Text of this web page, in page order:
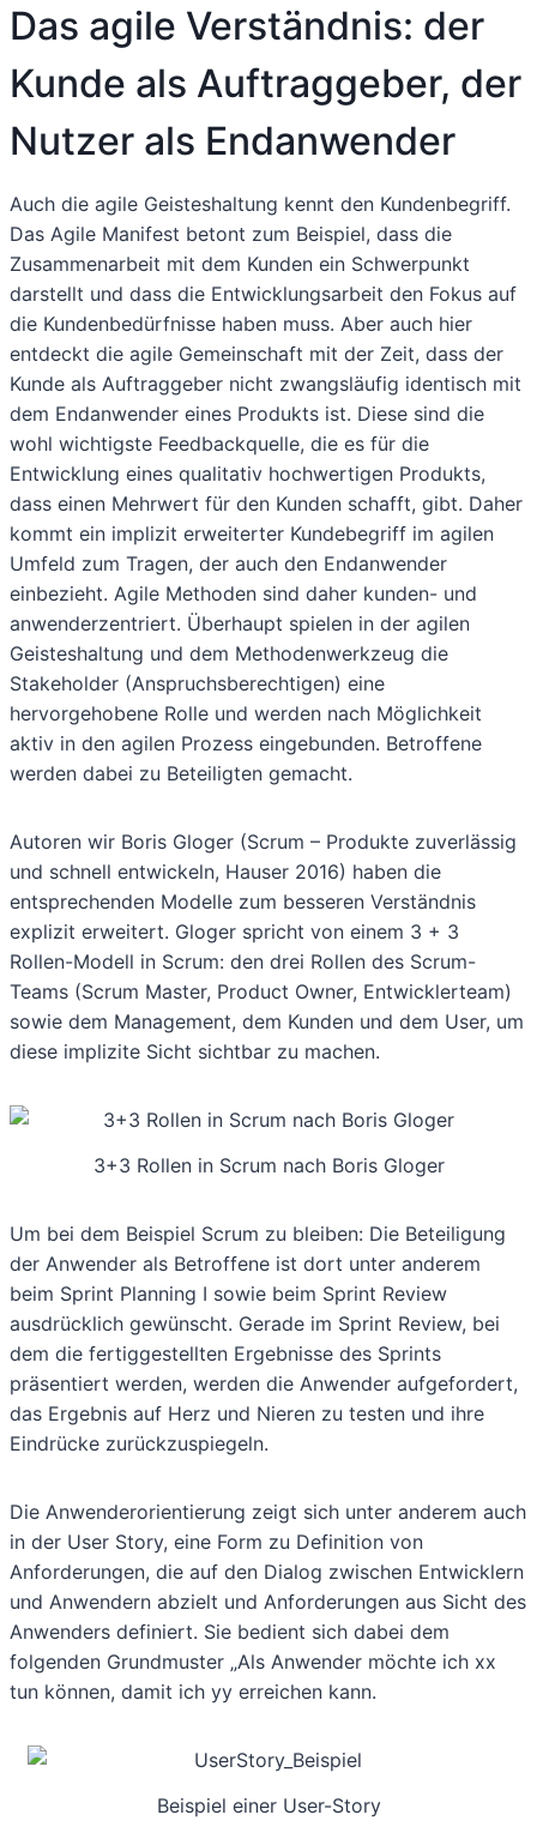
Das agile Verständnis: der
Kunde als Auftraggeber, der
Nutzer als Endanwender
Auch die agile Geisteshaltung kennt den Kundenbegriff.
Das Agile Manifest betont zum Beispiel, dass die
Zusammenarbeit mit dem Kunden ein Schwerpunkt
darstellt und dass die Entwicklungsarbeit den Fokus auf
die Kundenbedürfnisse haben muss. Aber auch hier
entdeckt die agile Gemeinschaft mit der Zeit, dass der
Kunde als Auftraggeber nicht zwangsläufig identisch mit
dem Endanwender eines Produkts ist. Diese sind die
wohl wichtigste Feedbackquelle, die es für die
Entwicklung eines qualitativ hochwertigen Produkts,
dass einen Mehrwert für den Kunden schafft, gibt. Daher
kommt ein implizit erweiterter Kundebegriff im agilen
Umfeld zum Tragen, der auch den Endanwender
einbezieht. Agile Methoden sind daher kunden- und
anwenderzentriert. Überhaupt spielen in der agilen
Geisteshaltung und dem Methodenwerkzeug die
Stakeholder (Anspruchsberechtigen) eine
hervorgehobene Rolle und werden nach Möglichkeit
aktiv in den agilen Prozess eingebunden. Betroffene
werden dabei zu Beteiligten gemacht.
Autoren wir Boris Gloger (Scrum – Produkte zuverlässig
und schnell entwickeln, Hauser 2016) haben die
entsprechenden Modelle zum besseren Verständnis
explizit erweitert. Gloger spricht von einem 3 + 3
Rollen-Modell in Scrum: den drei Rollen des Scrum-
Teams (Scrum Master, Product Owner, Entwicklerteam)
sowie dem Management, dem Kunden und dem User, um
diese implizite Sicht sichtbar zu machen.
3+3 Rollen in Scrum nach Boris Gloger
Um bei dem Beispiel Scrum zu bleiben: Die Beteiligung
der Anwender als Betroffene ist dort unter anderem
beim Sprint Planning I sowie beim Sprint Review
ausdrücklich gewünscht. Gerade im Sprint Review, bei
dem die fertiggestellten Ergebnisse des Sprints
präsentiert werden, werden die Anwender aufgefordert,
das Ergebnis auf Herz und Nieren zu testen und ihre
Eindrücke zurückzuspiegeln.
Die Anwenderorientierung zeigt sich unter anderem auch
in der User Story, eine Form zu Definition von
Anforderungen, die auf den Dialog zwischen Entwicklern
und Anwendern abzielt und Anforderungen aus Sicht des
Anwenders definiert. Sie bedient sich dabei dem
folgenden Grundmuster „Als Anwender möchte ich xx
tun können, damit ich yy erreichen kann.
Beispiel einer User-Story